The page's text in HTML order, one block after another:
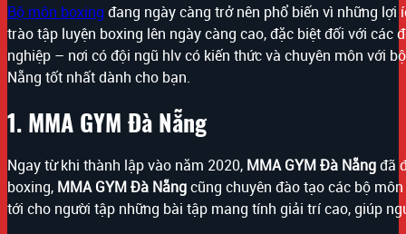
Bộ môn boxing đang ngày càng trở nên phổ biến vì những
trào tập luyện boxing lên ngày càng cao, đặc biệt đối với các
nghiệp – nơi có đội ngũ hlv có kiến thức và chuyên môn với
Nẵng tốt nhất dành cho bạn.
1. MMA GYM Đà Nẵng
Ngay từ khi thành lập vào năm 2020, MMA GYM Đà Nẵngđã
boxing, MMA GYM Đà Nẵngcũng chuyên đào tạo các bộ
tới cho người tập những bài tập mang tính giải trí cao, giúp